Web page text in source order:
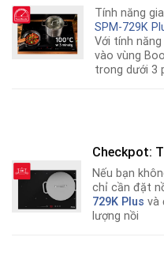
Tính năng
SPM-729K
Với tính
vào vùng
trong dưới 3
Checkpot:
Nếu bạn
chỉ cần đặt
729K Plusvà
lượng nồi